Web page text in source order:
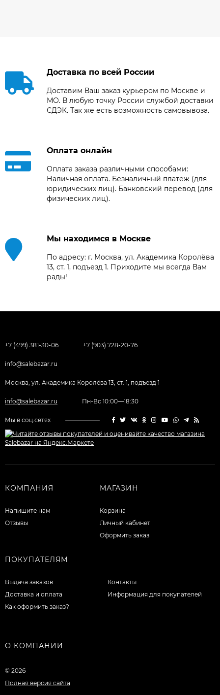
Доставка по всей России
Доставим Ваш заказ курьером по Москве и
МО. В любую точку России службой доставки
СДЭК. Так же есть возможность самовывоза.
Оплата онлайн
Оплата заказа различными способами:
Наличная оплата. Безналичный платеж (для
юридических лиц). Банковский перевод (для
физических лиц).
Мы находимся в Москве
По адресу: г. Москва, ул. Академика Королёва
13, ст. 1, подъезд 1. Приходите мы всегда Вам
рады!
+7 (499) 381-30-06 +7 (903) 728-20-76
info@salebazar.ru
Москва, ул. Академика Королёва 13, ст. 1, подъезд 1
info@salebazar.ru Пн-Вс 10:00—18:30
Мы в соц.сетях
КОМПАНИЯ
Напишите нам
Отзывы
МАГАЗИН
Корзина
Личный кабинет
Оформить заказ
ПОКУПАТЕЛЯМ
Выдача заказов
Доставка и оплата
Как оформить заказ?
Контакты
Информация для покупателей
О КОМПАНИИ
© 2026
Полная версия сайта